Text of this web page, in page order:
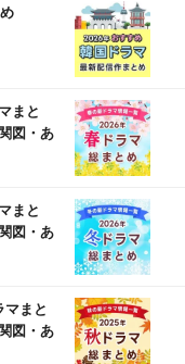
まと
図・あ
まと
図・あ
マまと
図・あ